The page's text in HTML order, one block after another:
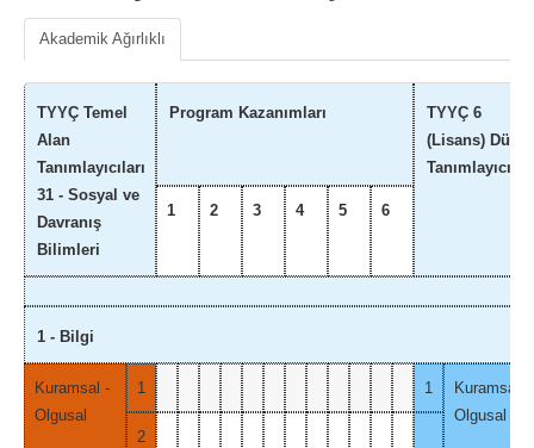
Akademik Ağırlıklı
TYYÇ Temel
Alan
Tanımlayıcıları
31 - Sosyal ve
Davranış
Bilimleri
Program Kazanımları
TYYÇ 6
(Lisans) Düzey
Tanımlayıcıları
1 2 3 4 5 6
1 - Bilgi
Kuramsal -
Olgusal
1 1
Kuramsal -
Olgusal
2